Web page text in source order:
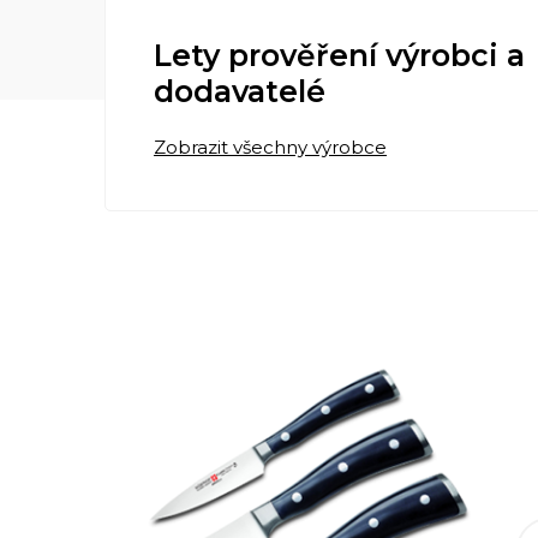
Lety prověření výrobci a
dodavatelé
Zobrazit všechny výrobce